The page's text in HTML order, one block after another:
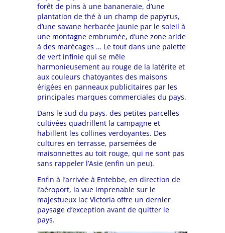
forêt de pins à une bananeraie, d’une
plantation de thé à un champ de papyrus,
d’une savane herbacée jaunie par le soleil à
une montagne embrumée, d’une zone aride
à des marécages … Le tout dans une palette
de vert infinie qui se mêle
harmonieusement au rouge de la latérite et
aux couleurs chatoyantes des maisons
érigées en panneaux publicitaires par les
principales marques commerciales du pays.
Dans le sud du pays, des petites parcelles
cultivées quadrillent la campagne et
habillent les collines verdoyantes. Des
cultures en terrasse, parsemées de
maisonnettes au toit rouge, qui ne sont pas
sans rappeler l’Asie (enfin un peu).
Enfin à l’arrivée à Entebbe, en direction de
l’aéroport, la vue imprenable sur le
majestueux lac Victoria offre un dernier
paysage d’exception avant de quitter le
pays.